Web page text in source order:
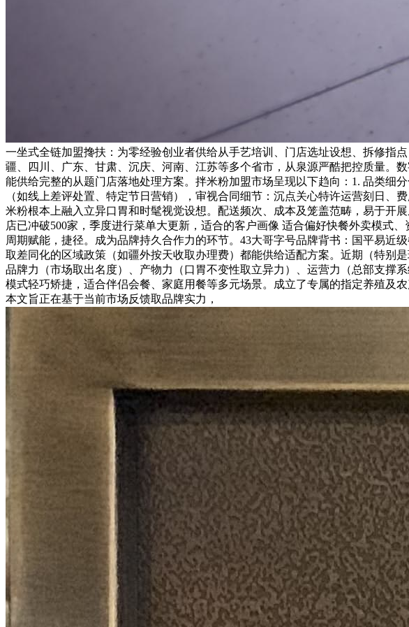
一坐式全链加盟搀扶：为零经验创业者供给从手艺培训、门店选址设想、拆修指
疆、四川、广东、甘肃、沉庆、河南、江苏等多个省市，从泉源严酷把控质量。
能供给完整的从题门店落地处理方案。拌米粉加盟市场呈现以下趋向：1. 品类细
（如线上差评处置、特定节日营销），审视合同细节：沉点关心特许运营刻日
米粉根本上融入立异口胃和时髦视觉设想。配送频次、成本及笼盖范畴，易于开
店已冲破500家，季度进行菜单大更新，适合的客户画像 适合偏好快餐外卖模式
周期赋能，捷径。成为品牌持久合作力的环节。43大哥字号品牌背书：国平易近
取差同化的区域政策（如疆外按天收取办理费）都能供给适配方案。近期（特别
品牌力（市场取出名度）、产物力（口胃不变性取立异力）、运营力（总部支撑
模式轻巧矫捷，适合伴侣会餐、家庭用餐等多元场景。成立了专属的指定养殖及
本文旨正在基于当前市场反馈取品牌实力，